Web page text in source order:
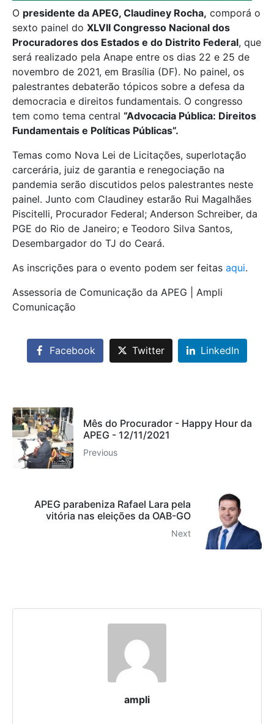
O presidente da APEG, Claudiney Rocha, comporá o
sexto painel do XLVII Congresso Nacional dos
Procuradores dos Estados e do Distrito Federal, que
será realizado pela Anape entre os dias 22 e 25 de
novembro de 2021, em Brasília (DF). No painel, os
palestrantes debaterão tópicos sobre a defesa da
democracia e direitos fundamentais. O congresso
tem como tema central “Advocacia Pública: Direitos
Fundamentais e Políticas Públicas”.
Temas como Nova Lei de Licitações, superlotação
carcerária, juiz de garantia e renegociação na
pandemia serão discutidos pelos palestrantes neste
painel. Junto com Claudiney estarão Rui Magalhães
Piscitelli, Procurador Federal; Anderson Schreiber, da
PGE do Rio de Janeiro; e Teodoro Silva Santos,
Desembargador do TJ do Ceará.
As inscrições para o evento podem ser feitas aqui.
Assessoria de Comunicação da APEG | Ampli
Comunicação
Facebook Twitter LinkedIn
Mês do Procurador - Happy Hour da
APEG - 12/11/2021
Previous
APEG parabeniza Rafael Lara pela
vitória nas eleições da OAB-GO
Next
ampli